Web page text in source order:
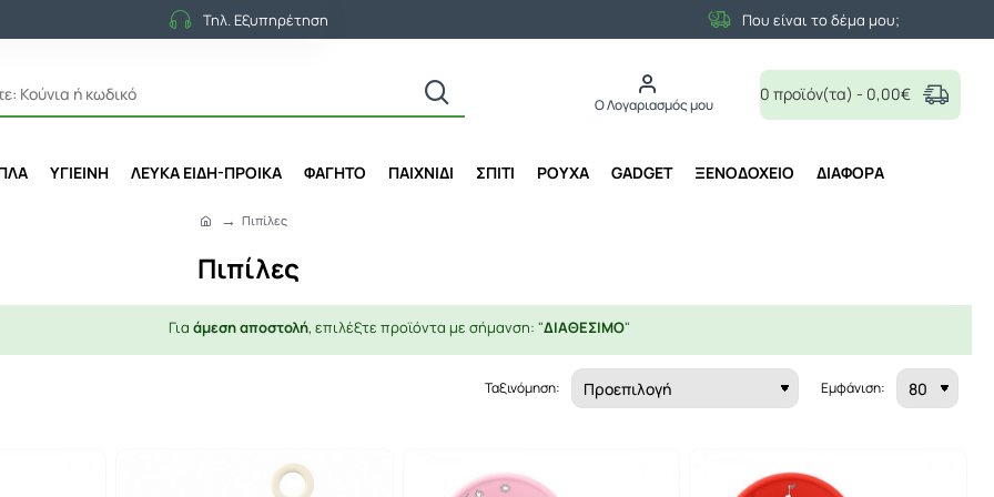
Τηλ. Εξυπηρέτηση Που είναι το δέμα μου;
Ο Λογαριασμός μου
0 προϊόν(τα) - 0,00€
ΥΓΙΕΙΝΗ ΛΕΥΚΑ ΕΙΔΗ-ΠΡΟΙΚΑ ΦΑΓΗΤΟ ΠΑΙΧΝΙΔΙ ΣΠΙΤΙ ΡΟΥΧΑ GADGET ΞΕΝΟΔΟΧΕΙΟ ΔΙΑΦΟΡΑ
Πιπίλες
Πιπίλες
Για άμεση αποστολή, επιλέξτε προϊόντα με σήμανση: "ΔΙΑΘΕΣΙΜΟ"
Ταξινόμηση: Εμφάνιση: